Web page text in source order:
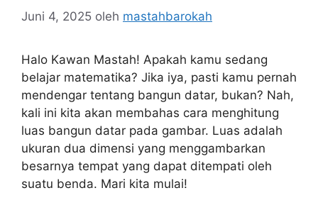
Juni 4, 2025 oleh mastahbarokah
Halo Kawan Mastah! Apakah kamu sedang
belajar matematika? Jika iya, pasti kamu pernah
mendengar tentang bangun datar, bukan? Nah,
kali ini kita akan membahas cara menghitung
luas bangun datar pada gambar. Luas adalah
ukuran dua dimensi yang menggambarkan
besarnya tempat yang dapat ditempati oleh
suatu benda. Mari kita mulai!